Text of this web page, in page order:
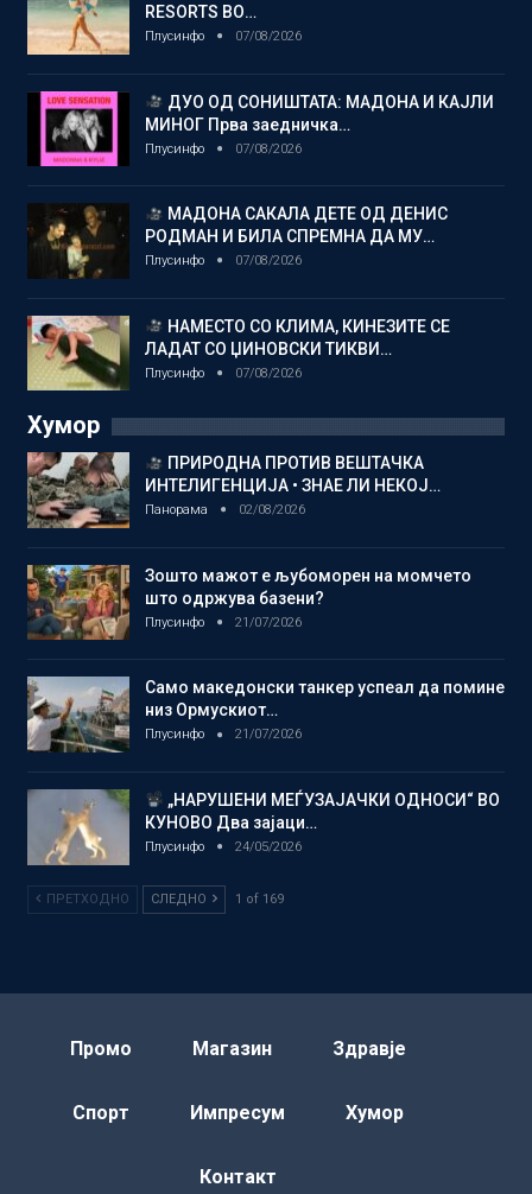
RESORTS ВО…
Плусинфо 07/08/2026
ДУО ОД СОНИШТАТА: МАДОНА И КАЈЛИ
МИНОГ Прва заедничка…
Плусинфо 07/08/2026
МАДОНА САКАЛА ДЕТЕ ОД ДЕНИС
РОДМАН И БИЛА СПРЕМНА ДА МУ…
Плусинфо 07/08/2026
НАМЕСТО СО КЛИМА, КИНЕЗИТЕ СЕ
ЛАДАТ СО ЏИНОВСКИ ТИКВИ…
Плусинфо 07/08/2026
Хумор
ПРИРОДНА ПРОТИВ ВЕШТАЧКА
ИНТЕЛИГЕНЦИЈА • ЗНАЕ ЛИ НЕКОЈ…
Панорама 02/08/2026
Зошто мажот е љубоморен на момчето
што одржува базени?
Плусинфо 21/07/2026
Само македонски танкер успеал да помине
низ Ормускиот…
Плусинфо 21/07/2026
„НАРУШЕНИ МЕЃУЗАЈАЧКИ ОДНОСИ“ ВО
КУНОВО Два зајаци…
Плусинфо 24/05/2026
ПРЕТХОДНО СЛЕДНО 1 of 169
Промо Магазин Здравје
Спорт Импресум Хумор
Контакт